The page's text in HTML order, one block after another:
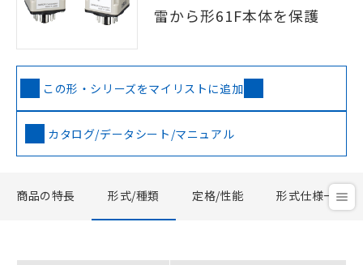
雷から形61F本体を保護
この形・シリーズをマイリストに追加
カタログ/データシート/マニュアル
商品の特長 形式/種類 定格/性能 形式仕様一覧